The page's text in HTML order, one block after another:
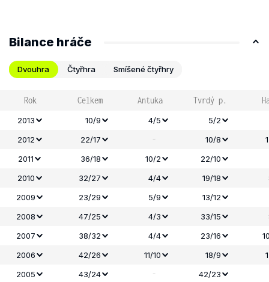
Bilance hráče
Dvouhra Čtyřhra Smíšené čtyřhry
Rok Celkem Antuka Tvrdý p.
2013 10/9 4/5
5/2
2012
22/17 - 10/8
2011
36/18 10/2 22/10
2010
32/27 4/4 19/18
2009
23/29 5/9 13/12
2008
47/25 4/3 33/15
2007
38/32 4/4 23/16
2006
42/26 11/10 18/9
2005
43/24 -
42/23